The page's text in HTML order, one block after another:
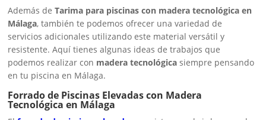
Además deTarima para piscinas con madera tecnológica en
Málaga, también te podemos ofrecer una variedad de
servicios adicionales utilizando este material versátil y
resistente. Aquí tienes algunas ideas de trabajos que
podemos realizar con madera tecnológica siempre pensando
en tu piscina en Málaga.
Forrado de Piscinas Elevadas con Madera
Tecnológica en Málaga